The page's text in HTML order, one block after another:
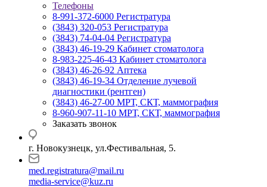
Телефоны
8-991-372-6000 Регистратура
(3843) 320-053 Регистратура
(3843) 74-04-04 Регистратура
(3843) 46-19-29 Кабинет стоматолога
8-983-225-46-43 Кабинет стоматолога
(3843) 46-26-92 Аптека
(3843) 46-19-34 Отделение лучевой
диагностики (рентген)
(3843) 46-27-00 МРТ, СКТ, маммография
8-960-907-11-10 МРТ, СКТ, маммография
Заказать звонок
г. Новокузнецк, ул.Фестивальная, 5.
med.registratura@mail.ru
media-service@kuz.ru